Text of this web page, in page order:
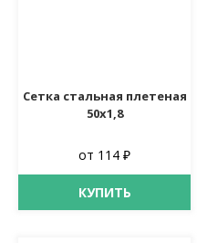
Сетка стальная плетеная
50х1,8
от 114 ₽
КУПИТЬ